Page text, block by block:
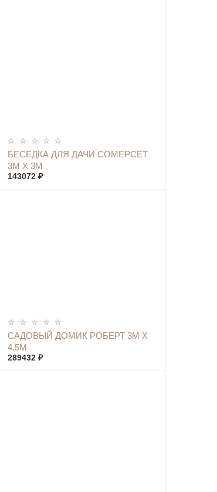
БЕСЕДКА ДЛЯ ДАЧИ СОМЕРСЕТ
3М Х 3М
143072 ₽
КУПИТЬ
САДОВЫЙ ДОМИК РОБЕРТ 3М Х
4.5М
289432 ₽
КУПИТЬ